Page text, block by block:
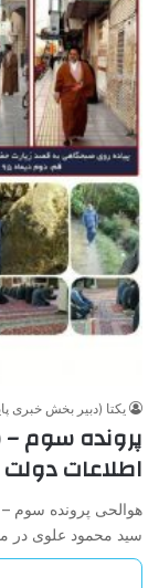
یکتا (دبیر بخش خبری
پرونده سوم
اطلاعات
هوالحی پرونده سوم
سید محمود علوی در